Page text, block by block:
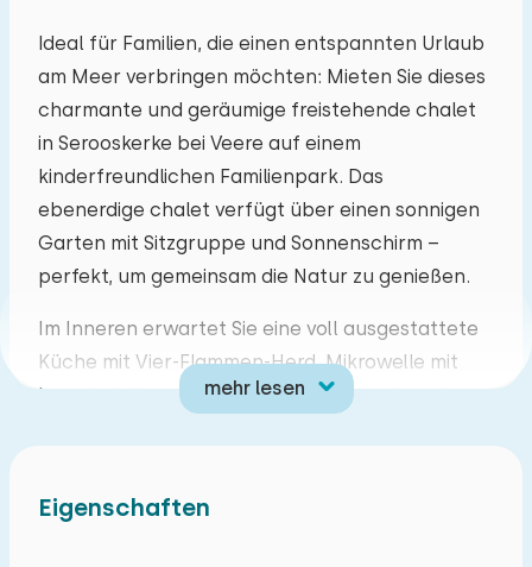
Ideal für Familien, die einen entspannten Urlaub
am Meer verbringen möchten: Mieten Sie dieses
charmante und geräumige freistehende chalet
in Serooskerke bei Veere auf einem
kinderfreundlichen Familienpark. Das
ebenerdige chalet verfügt über einen sonnigen
Garten mit Sitzgruppe und Sonnenschirm –
perfekt, um gemeinsam die Natur zu genießen.
Im Inneren erwartet Sie eine voll ausgestattete
Küche mit Vier-Flammen-Herd, Mikrowelle mit
Kochfeld, Filterkaffeemaschine, Geschirrspüler
Sitzecke, einen Essbereich, Fernseher, CD-Player
und Radio. Es gibt zwei Schlafzimmer: beiden mit
mehr lesen
August 2026
Mo Di Mi Do Fr Sa So
27 28 29 30 31
03 04 05 06 07 08 09
10 11 12 13 14 15 16
17 18 19 20 21 22 23
Eigenschaften